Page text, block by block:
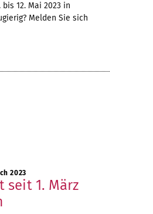
12. Mai 2023 in
Melden Sie sich
2023
seit 1. März